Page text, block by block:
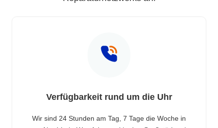
Verfügbarkeit rund um die Uhr
Wir sind 24 Stunden am Tag, 7 Tage die Woche in